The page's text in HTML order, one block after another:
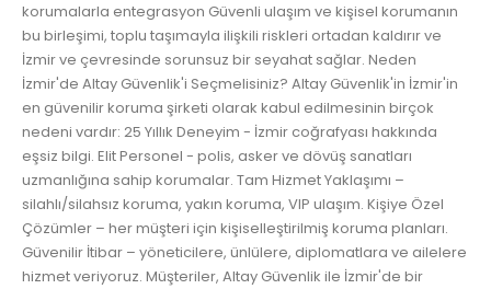
korumalarla entegrasyon Güvenli ulaşım ve kişisel korumanın
bu birleşimi, toplu taşımayla ilişkili riskleri ortadan kaldırır ve
İzmir ve çevresinde sorunsuz bir seyahat sağlar. Neden
İzmir'de Altay Güvenlik'i Seçmelisiniz? Altay Güvenlik'in İzmir'in
en güvenilir koruma şirketi olarak kabul edilmesinin birçok
nedeni vardır: 25 Yıllık Deneyim - İzmir coğrafyası hakkında
eşsiz bilgi. Elit Personel - polis, asker ve dövüş sanatları
uzmanlığına sahip korumalar. Tam Hizmet Yaklaşımı –
silahlı/silahsız koruma, yakın koruma, VIP ulaşım. Kişiye Özel
Çözümler – her müşteri için kişiselleştirilmiş koruma planları.
Güvenilir İtibar – yöneticilere, ünlülere, diplomatlara ve ailelere
hizmet veriyoruz. Müşteriler, Altay Güvenlik ile İzmir'de bir